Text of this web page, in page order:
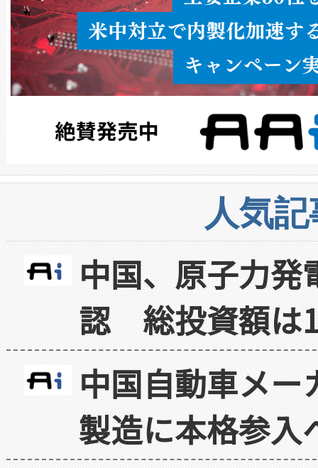
人気
中国、原子力
認 総投資額は
中国自動車メ
製造に本格参入